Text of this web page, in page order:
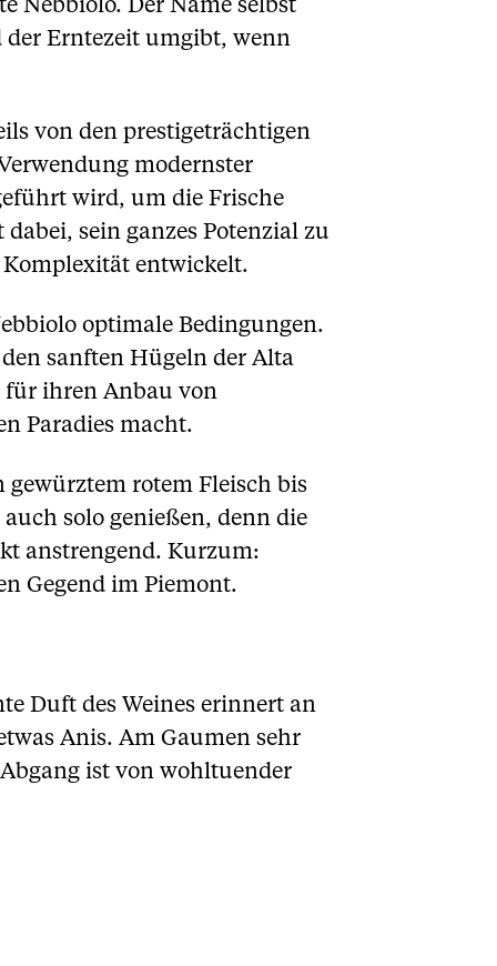
Nebbiolo. Der Name selbst
der Erntezeit umgibt, wenn
von den prestigeträchtigen
modernster
wird, um die Frische
sein ganzes Potenzial zu
entwickelt.
optimale Bedingungen.
sanften Hügeln der Alta
für ihren Anbau von
Paradies macht.
gewürztem rotem Fleisch bis
solo genießen, denn die
anstrengend. Kurzum:
Gegend im Piemont.
Duft des Weines erinnert an
Anis. Am Gaumen sehr
ist von wohltuender